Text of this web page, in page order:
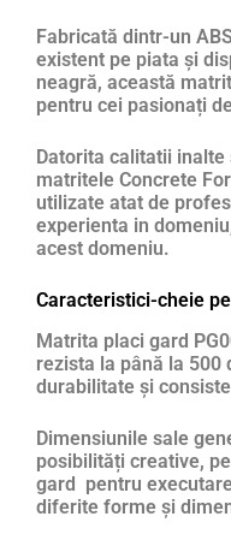
Fabricată dintr-un
existent pe piata și
neagră, această
pentru cei pasionați
Datorita calitatii
matritele Concrete
utilizate atat de
experienta in
acest domeniu.
Caracteristici-cheie
Matrita placi gard
rezista la până la 500
durabilitate și
Dimensiunile sale
posibilități creative,
gard pentru
diferite forme și